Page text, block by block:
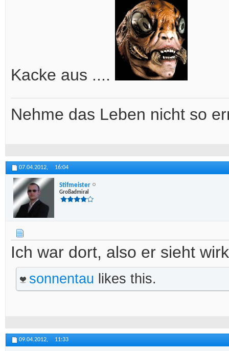
Kacke aus ....
Nehme das Leben nicht so
07.04.2012, 16:04
Stifmeister
Großadmiral
Ich war dort, also er sieht
sonnentau likes this.
09.04.2012, 11:33